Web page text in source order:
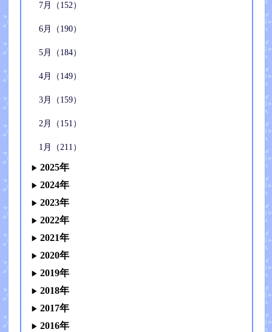
7月（152）
6月（190）
5月（184）
4月（149）
3月（159）
2月（151）
1月（211）
2025年
2024年
2023年
2022年
2021年
2020年
2019年
2018年
2017年
2016年